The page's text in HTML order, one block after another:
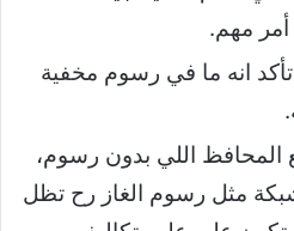
مهم.
تأكد انه ما في رسوم مخفية
المحافظ اللي بدون رسوم،
مثل رسوم الغاز رح تظل